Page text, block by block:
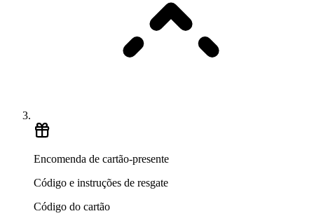
Encomenda de cartão-presente
Código e instruções de resgate
Código do cartão